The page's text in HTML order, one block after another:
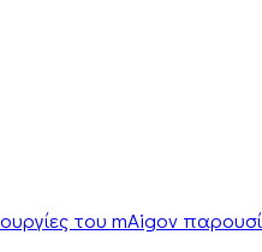
του mAigov